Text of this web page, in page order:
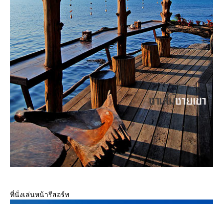
ที่นั่งเล่นหน้ารีสอร์ท